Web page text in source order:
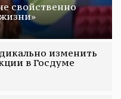
свойственно
изменить
в Госдуме